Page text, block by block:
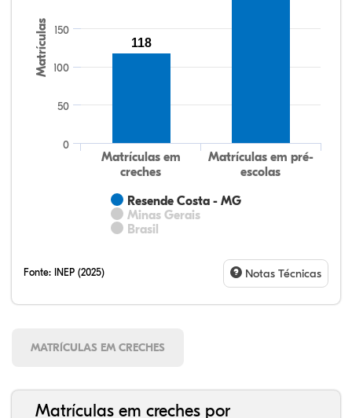
Matrículas
Resende Costa - MG
Minas Gerais
Brasil
Matrículas em
creches
Matrículas em pré-
escolas
0
50
100
150
118
Fonte: INEP (2025) Notas Técnicas
MATRÍCULAS EM CRECHES
Matrículas em creches por